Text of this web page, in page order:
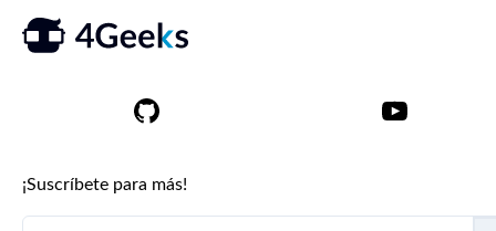
¡Suscríbete para más!